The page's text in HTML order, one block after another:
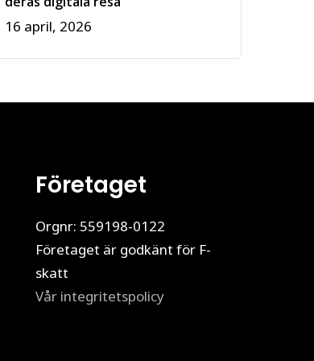
16 april, 2026
Företaget
Orgnr: 559198-0122
Företaget är godkänt för F-
skatt
Vår integritetspolicy